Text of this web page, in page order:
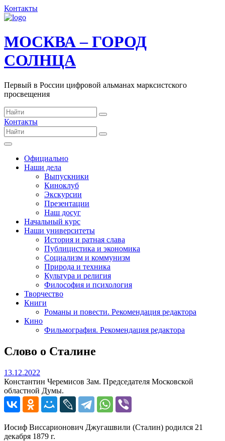
Контакты
МОСКВА – ГОРОД
СОЛНЦА
Первый в России цифровой альманах марксистского
просвещения
Контакты
Официально
Наши дела
Выпускники
Киноклуб
Экскурсии
Презентации
Наш досуг
Начальный курс
Наши университеты
История и ратная слава
Публицистика и экономика
Социализм и коммунизм
Природа и техника
Культура и религия
Философия и психология
Творчество
Книги
Романы и повести. Рекомендация редактора
Кино
Фильмография. Рекомендация редактора
Слово о Сталине
13.12.2022
Константин Черемисов Зам. Председателя Московской
областной Думы.
Иосиф Виссарионович Джугашвили (Сталин) родился 21
декабря 1879 г.